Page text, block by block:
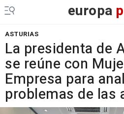
europa
ASTURIAS
La presidenta de
se reúne con
Empresa para
problemas de las